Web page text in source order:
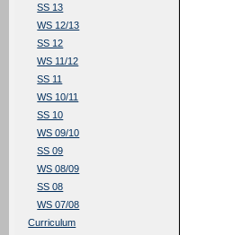
SS 13
WS 12/13
SS 12
WS 11/12
SS 11
WS 10/11
SS 10
WS 09/10
SS 09
WS 08/09
SS 08
WS 07/08
Curriculum